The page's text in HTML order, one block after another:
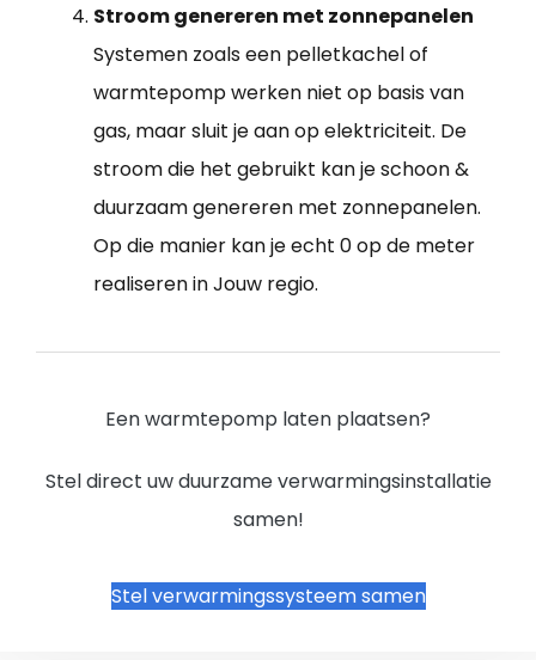
Stroom genereren met zonnepanelen
Systemen zoals een pelletkachel of
warmtepomp werken niet op basis van
gas, maar sluit je aan op elektriciteit. De
stroom die het gebruikt kan je schoon &
duurzaam genereren met zonnepanelen.
Op die manier kan je echt 0 op de meter
realiseren in Jouw regio.
Een warmtepomp laten plaatsen?
Stel direct uw duurzame verwarmingsinstallatie
samen!
Stel verwarmingssysteem samen